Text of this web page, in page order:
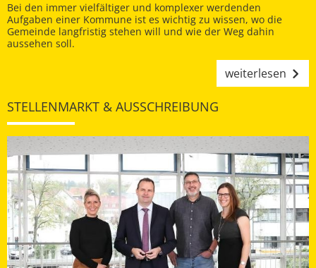
Bei den immer vielfältiger und komplexer werdenden
Aufgaben einer Kommune ist es wichtig zu wissen, wo die
Gemeinde langfristig stehen will und wie der Weg dahin
aussehen soll.
weiterlesen
STELLENMARKT & AUSSCHREIBUNG